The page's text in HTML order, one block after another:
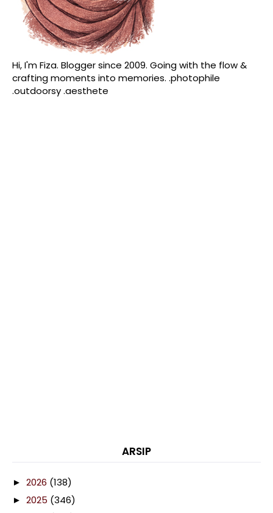
Hi, I'm Fiza. Blogger since 2009. Going with the flow &
crafting moments into memories. .photophile
.outdoorsy .aesthete
ARSIP
► 2026 (138)
► 2025 (346)